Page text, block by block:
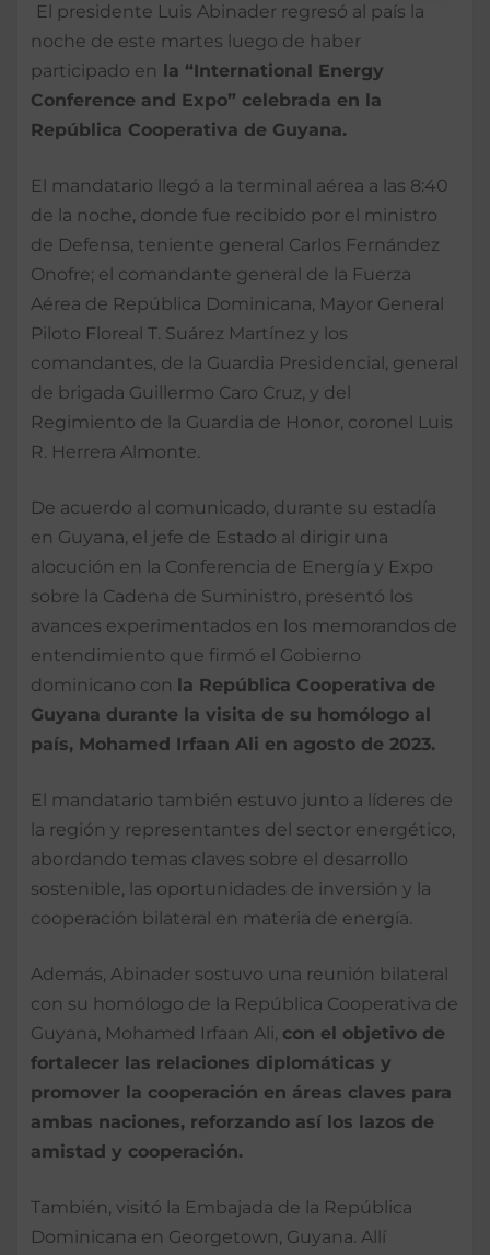
El presidente Luis Abinader regresó al país la
noche de este martes luego de haber
participado en la “International Energy
Conference and Expo” celebrada en la
República Cooperativa de Guyana.
El mandatario llegó a la terminal aérea a las 8:40
de la noche, donde fue recibido por el ministro
de Defensa, teniente general Carlos Fernández
Onofre; el comandante general de la Fuerza
Aérea de República Dominicana, Mayor General
Piloto Floreal T. Suárez Martínez y los
comandantes, de la Guardia Presidencial, general
de brigada Guillermo Caro Cruz, y del
Regimiento de la Guardia de Honor, coronel Luis
R. Herrera Almonte.
De acuerdo al comunicado, durante su estadía
en Guyana, el jefe de Estado al dirigir una
alocución en la Conferencia de Energía y Expo
sobre la Cadena de Suministro, presentó los
avances experimentados en los memorandos de
entendimiento que firmó el Gobierno
dominicano con la República Cooperativa de
Guyana durante la visita de su homólogo al
país, Mohamed Irfaan Ali en agosto de 2023.
El mandatario también estuvo junto a líderes de
la región y representantes del sector energético,
abordando temas claves sobre el desarrollo
sostenible, las oportunidades de inversión y la
cooperación bilateral en materia de energía.
Además, Abinader sostuvo una reunión bilateral
con su homólogo de la República Cooperativa de
Guyana, Mohamed Irfaan Ali, con el objetivo de
fortalecer las relaciones diplomáticas y
promover la cooperación en áreas claves para
ambas naciones, reforzando así los lazos de
amistad y cooperación.
También, visitó la Embajada de la República
Dominicana en Georgetown, Guyana. Allí